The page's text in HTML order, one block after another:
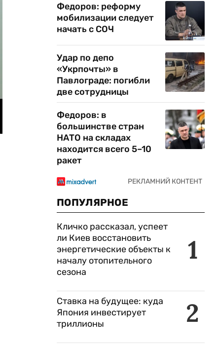
Федоров: реформу
мобилизации следует
начать с СОЧ
Удар по депо
«Укрпочты» в
Павлограде: погибли
две сотрудницы
Федоров: в
большинстве стран
НАТО на складах
находится всего 5–10
ракет
ПОПУЛЯРНОЕ
1
Кличко рассказал, успеет
ли Киев восстановить
энергетические объекты к
началу отопительного
сезона
2
Ставка на будущее: куда
Япония инвестирует
триллионы